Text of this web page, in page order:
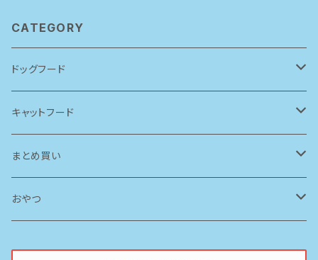
CATEGORY
ドッグフード
アーテミス(アガリクスI/S)
ソリッドゴールド
ブリスミックス
キャットフード
ルシャット
ソリッドゴールド
まとめ買い
ドッグフード
おやつ